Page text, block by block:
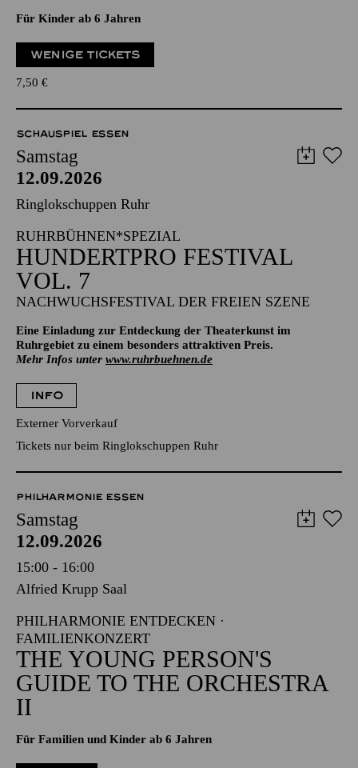
Für Kinder ab 6 Jahren
WENIGE TICKETS
7,50 €
SCHAUSPIEL ESSEN
Samstag
12.09.2026
Ringlokschuppen Ruhr
RUHRBÜHNEN*SPEZIAL
HUNDERTPRO FESTIVAL
VOL. 7
NACHWUCHSFESTIVAL DER FREIEN SZENE
Eine Einladung zur Entdeckung der Theaterkunst im
Ruhrgebiet zu einem besonders attraktiven Preis.
Mehr Infos unter www.ruhrbuehnen.de
INFO
Externer Vorverkauf
Tickets nur beim Ringlokschuppen Ruhr
PHILHARMONIE ESSEN
Samstag
12.09.2026
15:00 - 16:00
Alfried Krupp Saal
PHILHARMONIE ENTDECKEN ·
FAMILIENKONZERT
THE YOUNG PERSON'S
GUIDE TO THE ORCHESTRA
II
Für Familien und Kinder ab 6 Jahren